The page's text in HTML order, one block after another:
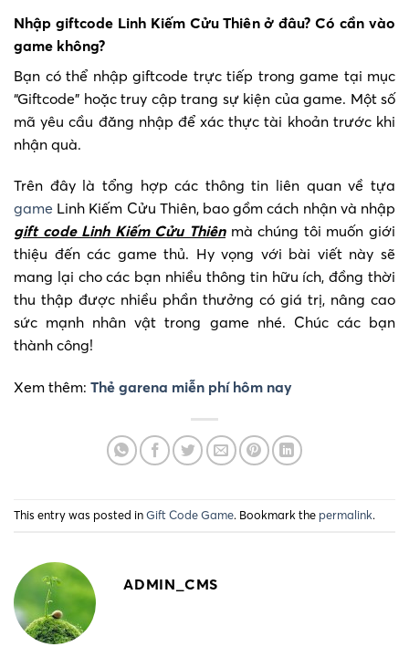
Nhập giftcode Linh Kiếm Cửu Thiên ở đâu? Có cần vào
game không?
Bạn có thể nhập giftcode trực tiếp trong game tại mục
“Giftcode” hoặc truy cập trang sự kiện của game. Một số
mã yêu cầu đăng nhập để xác thực tài khoản trước khi
nhận quà.
Trên đây là tổng hợp các thông tin liên quan về tựa
game Linh Kiếm Cửu Thiên, bao gồm cách nhận và nhập
gift code Linh Kiếm Cửu Thiênmà chúng tôi muốn giới
thiệu đến các game thủ. Hy vọng với bài viết này sẽ
mang lại cho các bạn nhiều thông tin hữu ích, đồng thời
thu thập được nhiều phần thưởng có giá trị, nâng cao
sức mạnh nhân vật trong game nhé. Chúc các bạn
thành công!
Xem thêm: Thẻ garena miễn phí hôm nay
This entry was posted inGift Code Game. Bookmark the permalink.
ADMIN_CMS